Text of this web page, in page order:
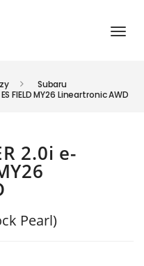
Subaru
FIELD MY26 Lineartronic AWD
2.0i e-
Pearl)